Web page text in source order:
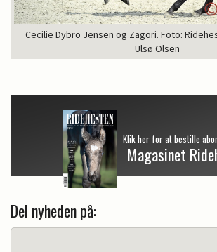
Cecilie Dybro Jensen og Zagori. Foto:
Ulsø Olsen
Klik her for at bestille
Magasinet
Del nyheden på: